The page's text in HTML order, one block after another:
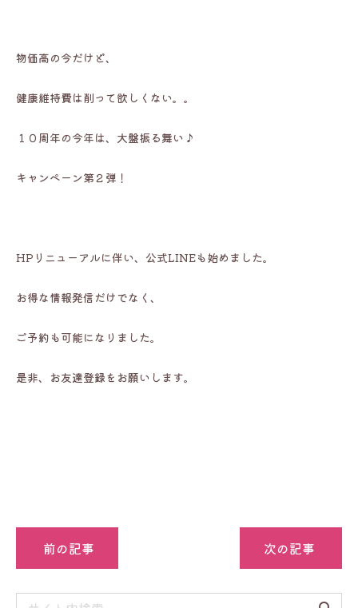
物価高の今だけど、
健康維持費は削って欲しくない。。
１０周年の今年は、大盤振る舞い♪
キャンペーン第２弾！
HPリニューアルに伴い、公式LINEも始めました。
お得な情報発信だけでなく、
ご予約も可能になりました。
是非、お友達登録をお願いします。
前の記事 次の記事